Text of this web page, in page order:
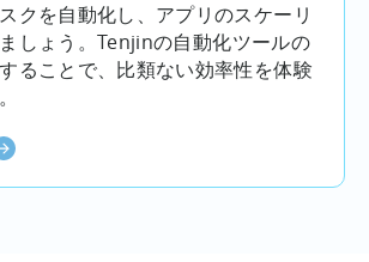
クを自動化し、アプリのスケーリ
しょう。Tenjinの自動化ツールの
ることで、比類ない効率性を体験